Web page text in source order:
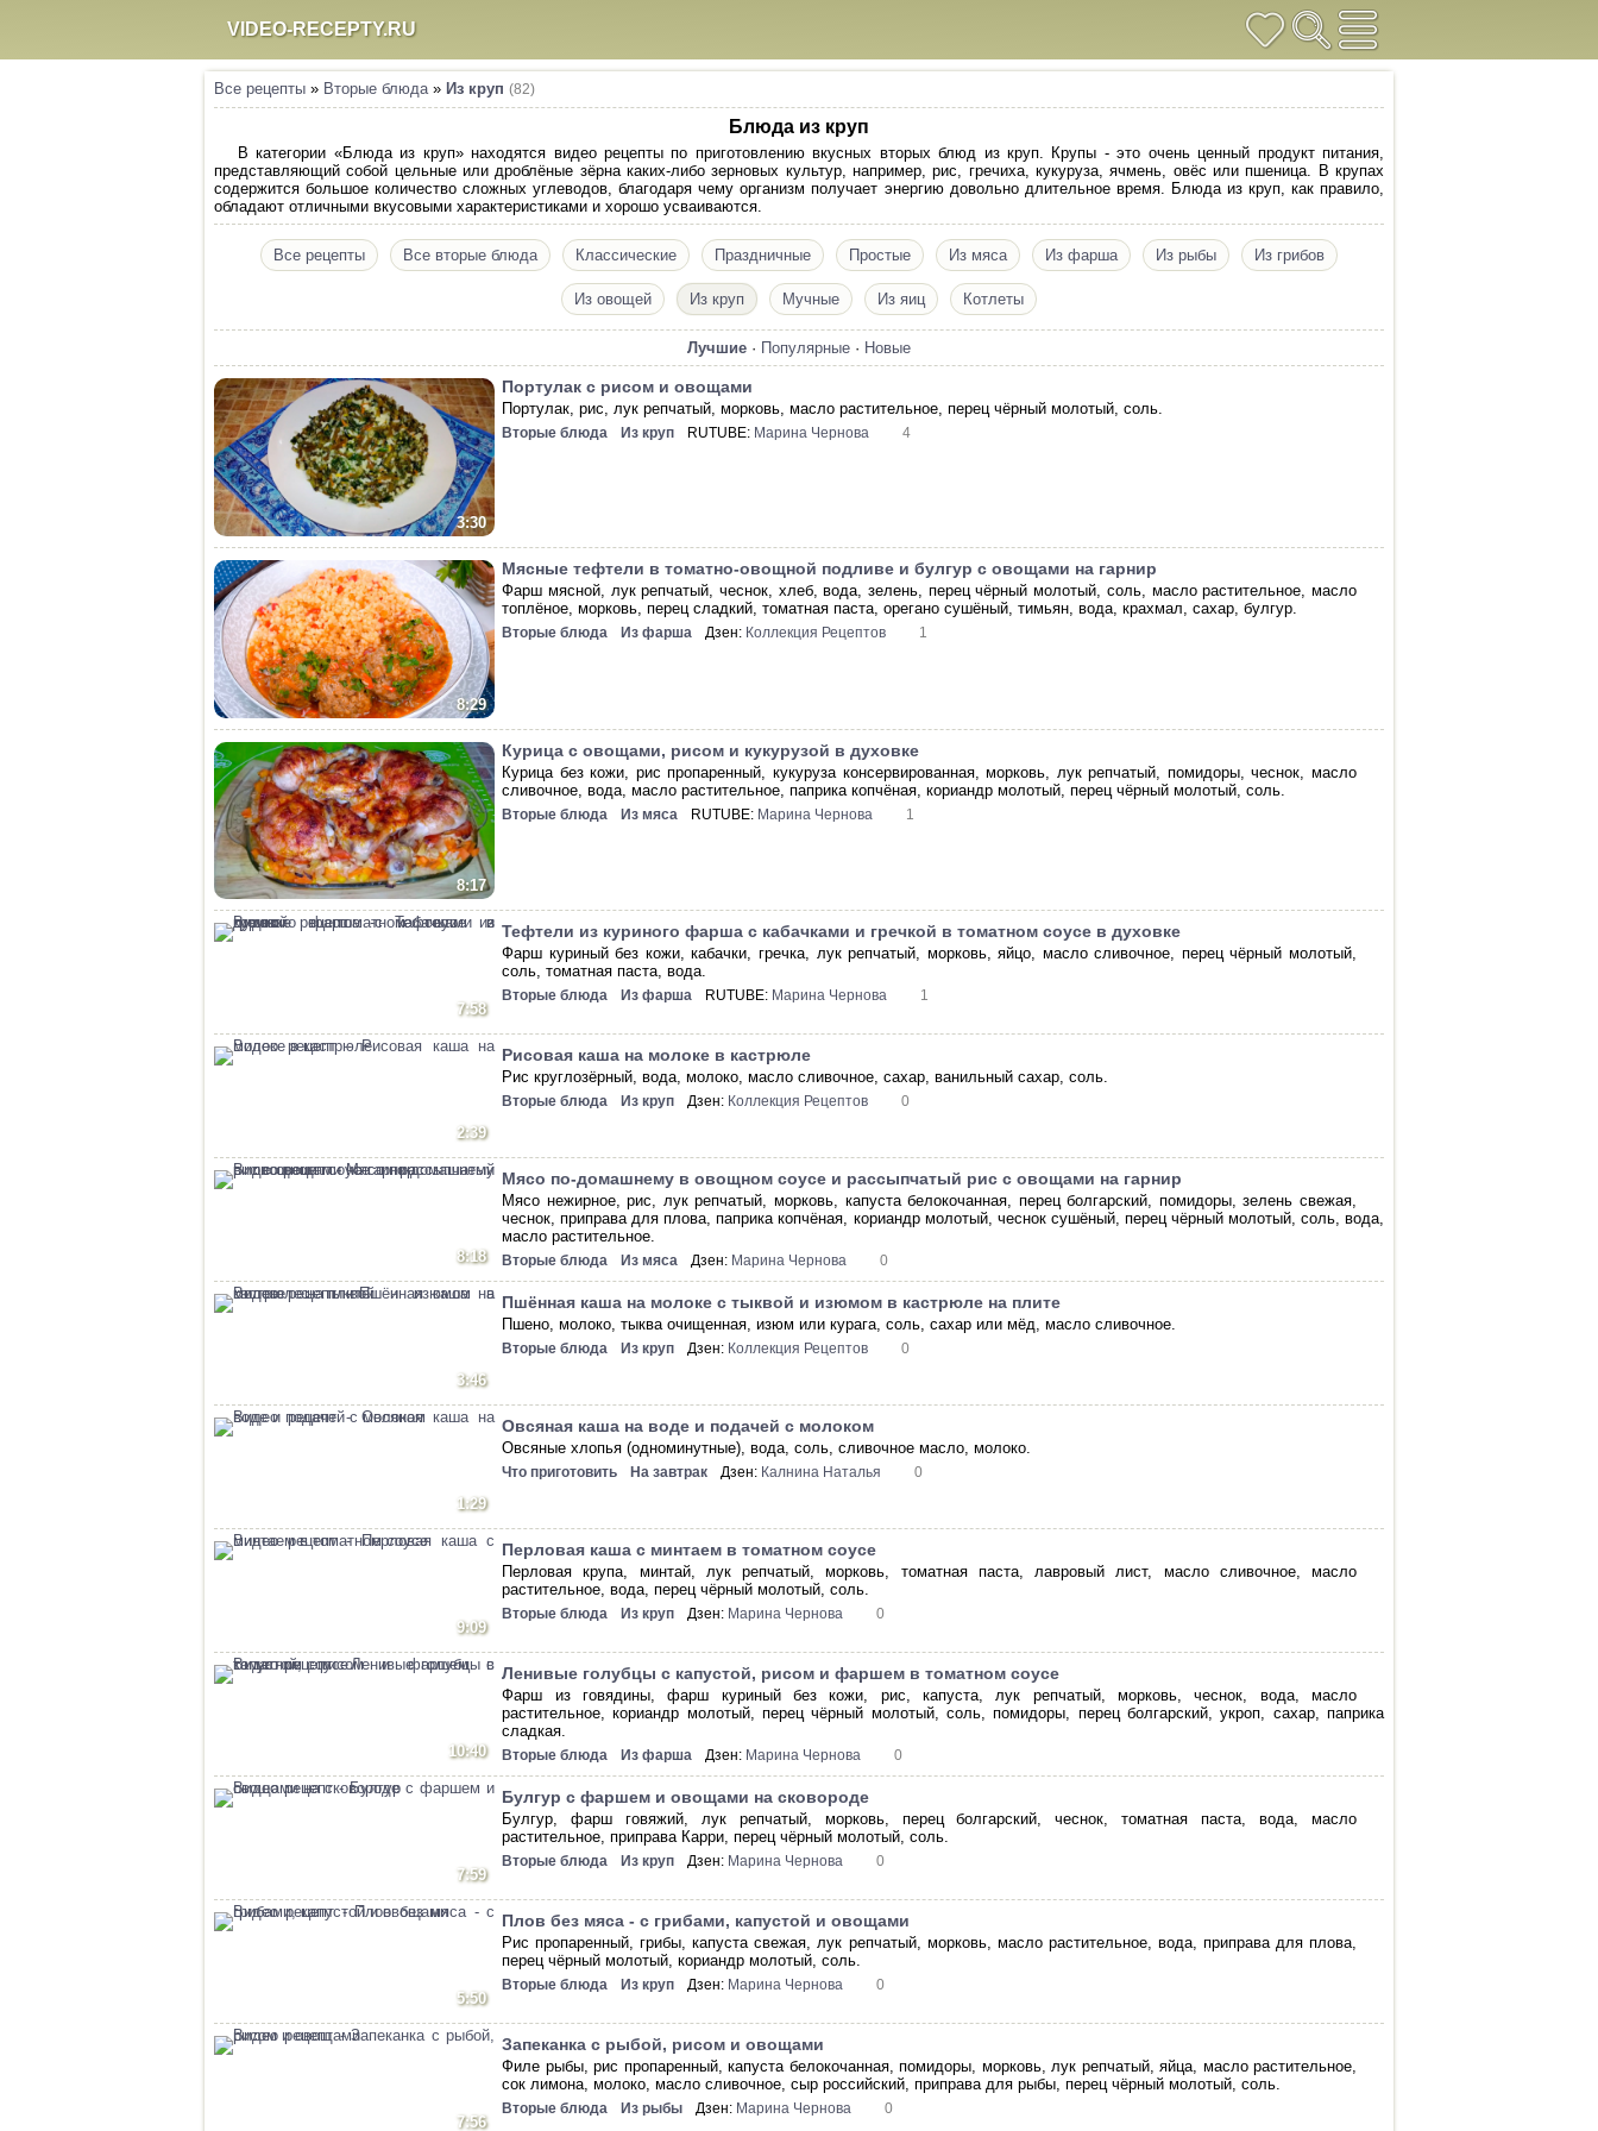
VIDEO-RECEPTY.RU
Все рецепты » Вторые блюда» Из круп (82)
Блюда из круп
В категории «Блюда из круп» находятся видео рецепты по приготовлению вкусных вторых блюд из круп. Крупы - это очень ценный продукт питания,
представляющий собой цельные или дроблёные зёрна каких-либо зерновых культур, например, рис, гречиха, кукуруза, ячмень, овёс или пшеница. В крупах
содержится большое количество сложных углеводов, благодаря чему организм получает энергию довольно длительное время. Блюда из круп, как правило,
обладают отличными вкусовыми характеристиками и хорошо усваиваются.
Все рецепты Все вторые блюда Классические Праздничные Простые Из мяса Из фарша Из рыбы Из грибов
Из овощей Из круп Мучные Из яиц Котлеты
Лучшие · Популярные · Новые
3:30
Портулак с рисом и овощами
Портулак, рис, лук репчатый, морковь, масло растительное, перец чёрный молотый, соль.
Вторые блюда Из круп RUTUBE: Марина Чернова 4
8:29
Мясные тефтели в томатно-овощной подливе и булгур с овощами на гарнир
Фарш мясной, лук репчатый, чеснок, хлеб, вода, зелень, перец чёрный молотый, соль, масло растительное, масло
топлёное, морковь, перец сладкий, томатная паста, орегано сушёный, тимьян, вода, крахмал, сахар, булгур.
Вторые блюда Из фарша Дзен: Коллекция Рецептов 1
8:17
Курица с овощами, рисом и кукурузой в духовке
Курица без кожи, рис пропаренный, кукуруза консервированная, морковь, лук репчатый, помидоры, чеснок, масло
сливочное, вода, масло растительное, паприка копчёная, кориандр молотый, перец чёрный молотый, соль.
Вторые блюда Из мяса RUTUBE: Марина Чернова 1
7:58
Тефтели из куриного фарша с кабачками и гречкой в томатном соусе в духовке
Фарш куриный без кожи, кабачки, гречка, лук репчатый, морковь, яйцо, масло сливочное, перец чёрный молотый,
соль, томатная паста, вода.
Вторые блюда Из фарша RUTUBE: Марина Чернова 1
2:39
Рисовая каша на молоке в кастрюле
Рис круглозёрный, вода, молоко, масло сливочное, сахар, ванильный сахар, соль.
Вторые блюда Из круп Дзен: Коллекция Рецептов 0
8:18
Мясо по-домашнему в овощном соусе и рассыпчатый рис с овощами на гарнир
Мясо нежирное, рис, лук репчатый, морковь, капуста белокочанная, перец болгарский, помидоры, зелень свежая,
чеснок, приправа для плова, паприка копчёная, кориандр молотый, чеснок сушёный, перец чёрный молотый, соль, вода,
масло растительное.
Вторые блюда Из мяса Дзен: Марина Чернова 0
3:46
Пшённая каша на молоке с тыквой и изюмом в кастрюле на плите
Пшено, молоко, тыква очищенная, изюм или курага, соль, сахар или мёд, масло сливочное.
Вторые блюда Из круп Дзен: Коллекция Рецептов 0
1:29
Овсяная каша на воде и подачей с молоком
Овсяные хлопья (одноминутные), вода, соль, сливочное масло, молоко.
Что приготовить На завтрак Дзен: Калнина Наталья 0
9:09
Перловая каша с минтаем в томатном соусе
Перловая крупа, минтай, лук репчатый, морковь, томатная паста, лавровый лист, масло сливочное, масло
растительное, вода, перец чёрный молотый, соль.
Вторые блюда Из круп Дзен: Марина Чернова 0
10:40
Ленивые голубцы с капустой, рисом и фаршем в томатном соусе
Фарш из говядины, фарш куриный без кожи, рис, капуста, лук репчатый, морковь, чеснок, вода, масло
растительное, кориандр молотый, перец чёрный молотый, соль, помидоры, перец болгарский, укроп, сахар, паприка
сладкая.
Вторые блюда Из фарша Дзен: Марина Чернова 0
7:59
Булгур с фаршем и овощами на сковороде
Булгур, фарш говяжий, лук репчатый, морковь, перец болгарский, чеснок, томатная паста, вода, масло
растительное, приправа Карри, перец чёрный молотый, соль.
Вторые блюда Из круп Дзен: Марина Чернова 0
5:50
Плов без мяса - с грибами, капустой и овощами
Рис пропаренный, грибы, капуста свежая, лук репчатый, морковь, масло растительное, вода, приправа для плова,
перец чёрный молотый, кориандр молотый, соль.
Вторые блюда Из круп Дзен: Марина Чернова 0
7:56
Запеканка с рыбой, рисом и овощами
Филе рыбы, рис пропаренный, капуста белокочанная, помидоры, морковь, лук репчатый, яйца, масло растительное,
сок лимона, молоко, масло сливочное, сыр российский, приправа для рыбы, перец чёрный молотый, соль.
Вторые блюда Из рыбы Дзен: Марина Чернова 0